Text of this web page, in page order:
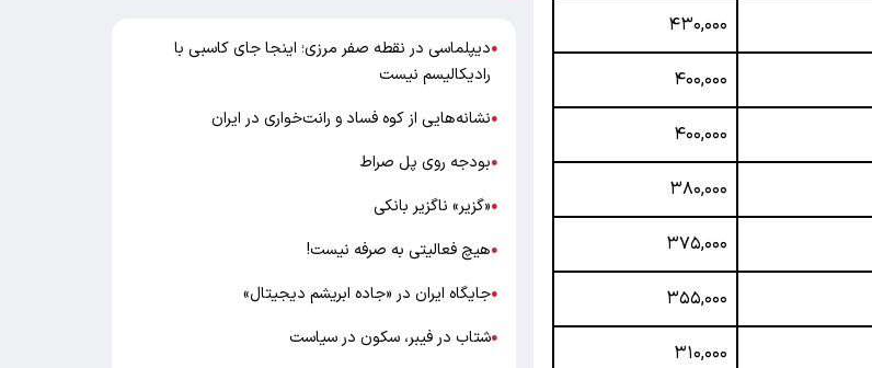
۴۳۰,۰۰۰
۴۰۰,۰۰۰
۴۰۰,۰۰۰
۳۸۰,۰۰۰
۳۷۵,۰۰۰
۳۵۵,۰۰۰
۳۱۰,۰۰۰
●دیپلماسی در نقطه صفر مرزی؛ اینجا جای کاسبی با
رادیکالیسم نیست
●نشانه‌هایی از کوه فساد و رانت‌خواری در ایران
●بودجه روی پل صراط
●«گزیر» ناگزیر بانکی
●هیچ فعالیتی به صرفه نیست!
●جایگاه ایران در «جاده ابریشم دیجیتال»
●شتاب در فیبر، سکون در سیاست